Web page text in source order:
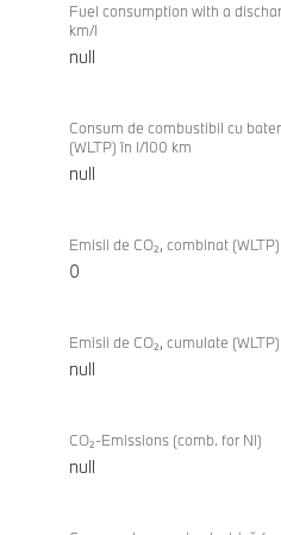
Fuel consumption with a
km/l
null
Consum de combustibil cu
(WLTP) în l/100 km
null
Emisii de CO₂, combinat
0
Emisii de CO₂, cumulate
null
CO₂-Emissions (comb. for NI)
null